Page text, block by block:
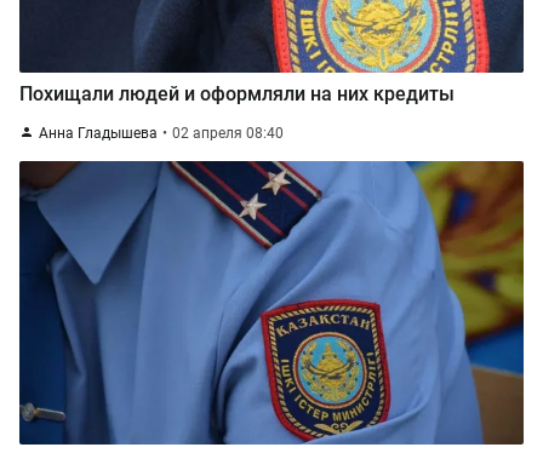
Похищали людей и оформляли на них кредиты
Анна Гладышева 02 апреля 08:40